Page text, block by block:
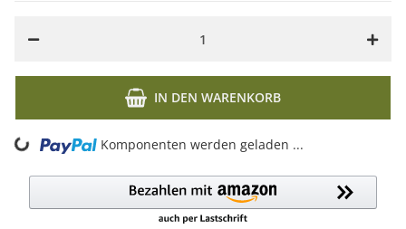
IN DEN WARENKORB
Komponenten werden geladen ...